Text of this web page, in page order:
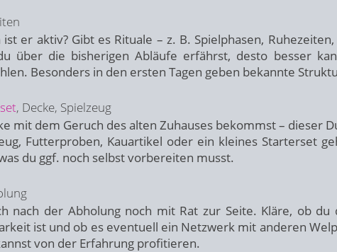
er aktiv? Gibt es Rituale – z. B. Spielphasen,
über die bisherigen Abläufe erfährst, desto besser
Besonders in den ersten Tagen geben bekannte
, Decke, Spielzeug
mit dem Geruch des alten Zuhauses bekommst – dieser
Futterproben, Kauartikel oder ein kleines Starterset
du ggf. noch selbst vorbereiten musst.
nach der Abholung noch mit Rat zur Seite. Kläre, ob du
ist und ob es eventuell ein Netzwerk mit anderen
von der Erfahrung profitieren.